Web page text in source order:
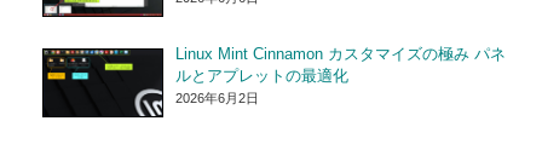
Linux Mint Cinnamon カスタマイズの極み パネ
ルとアプレットの最適化
2026年6月2日